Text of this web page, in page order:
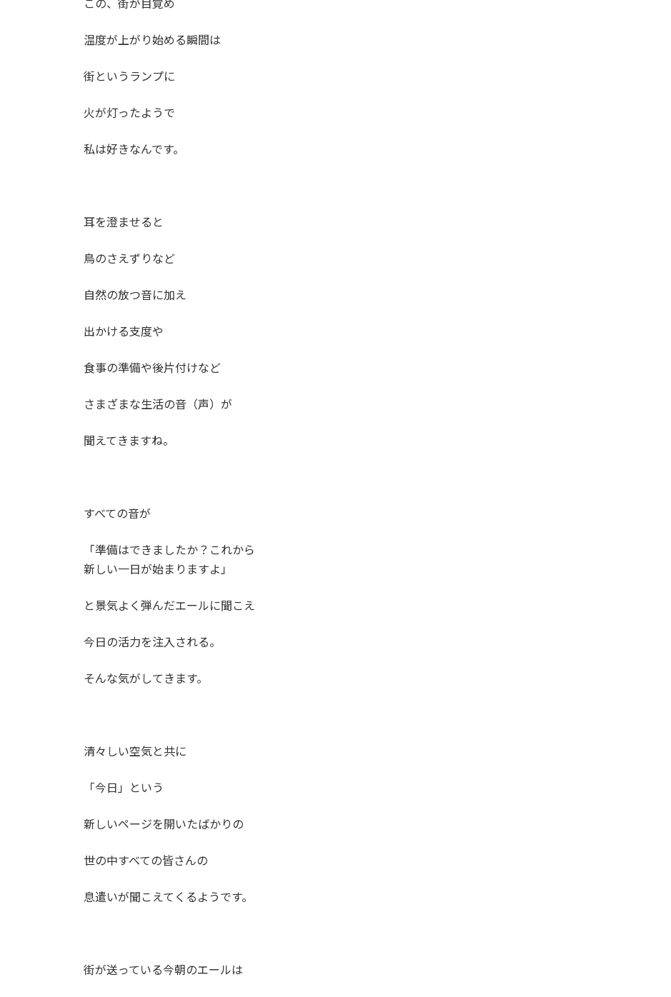
この、街が目覚め
温度が上がり始める瞬間は
街というランプに
火が灯ったようで
私は好きなんです。
耳を澄ませると
鳥のさえずりなど
自然の放つ音に加え
出かける支度や
食事の準備や後片付けなど
さまざまな生活の音（声）が
聞えてきますね。
すべての音が
「準備はできましたか？これから
新しい一日が始まりますよ」
と景気よく弾んだエールに聞こえ
今日の活力を注入される。
そんな気がしてきます。
清々しい空気と共に
「今日」という
新しいページを開いたばかりの
世の中すべての皆さんの
息遣いが聞こえてくるようです。
街が送っている今朝のエールは